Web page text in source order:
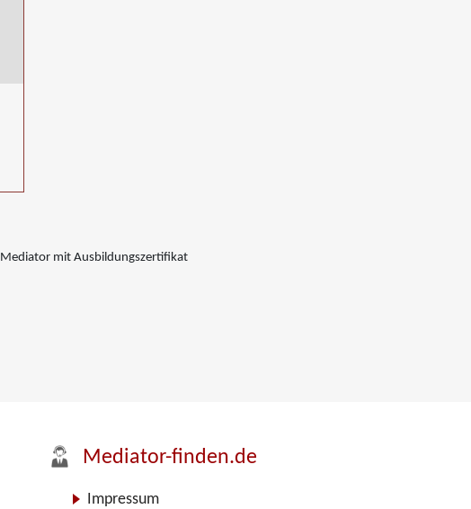
Mediator mit Ausbildungszertifikat
Mediator-finden.de
Impressum